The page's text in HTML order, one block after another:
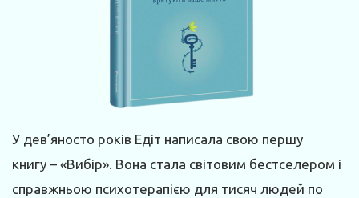
У дев’яносто років Едіт написала свою першу
книгу – «Вибір». Вона стала світовим бестселером і
справжньою психотерапією для тисяч людей по